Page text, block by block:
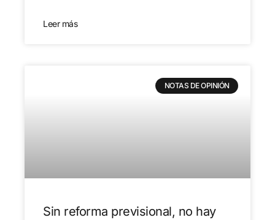
Leer más
NOTAS DE OPINIÓN
Sin reforma previsional, no hay